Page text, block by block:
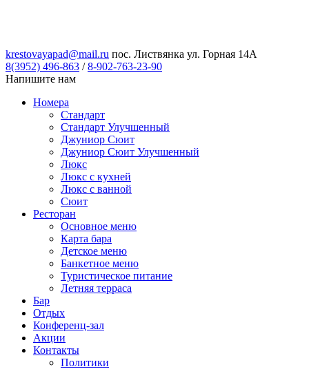
krestovayapad@mail.ru пос. Листвянка ул. Горная 14А
8(3952) 496-863 / 8-902-763-23-90
Напишите нам
Номера
Стандарт
Стандарт Улучшенный
Джуниор Сюит
Джуниор Сюит Улучшенный
Люкс
Люкс с кухней
Люкс с ванной
Сюит
Ресторан
Основное меню
Карта бара
Детское меню
Банкетное меню
Туристическое питание
Летняя терраса
Бар
Отдых
Конференц-зал
Акции
Контакты
Политики